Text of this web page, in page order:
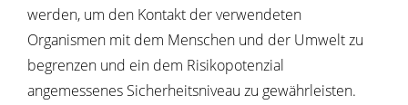
werden, um den Kontakt der verwendeten
Organismen mit dem Menschen und der Umwelt zu
begrenzen und ein dem Risikopotenzial
angemessenes Sicherheitsniveau zu gewährleisten.